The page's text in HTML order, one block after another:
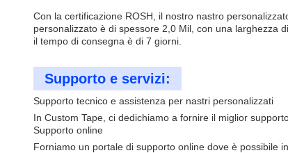
Con la certificazione ROSH, il nostro nastro
personalizzato è di spessore 2,0 Mil, con una larghezza
il tempo di consegna è di 7 giorni.
Supporto e servizi:
Supporto tecnico e assistenza per nastri personalizzati
In Custom Tape, ci dedichiamo a fornire il miglior
Supporto online
Forniamo un portale di supporto online dove è possibile